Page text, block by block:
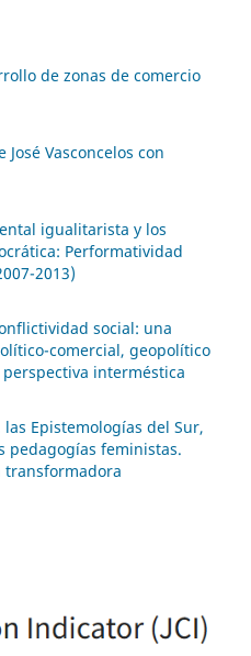
de zonas de comercio
Vasconcelos con
igualitarista y los
Performatividad
2013)
social: una
comercial, geopolítico
interméstica
Epistemologías del Sur,
pedagogías feministas.
transformadora